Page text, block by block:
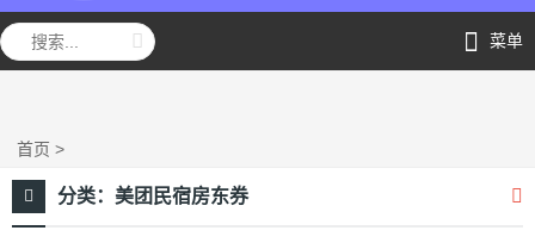
券零五
菜单
首页 >
分类： 美团民宿房东券